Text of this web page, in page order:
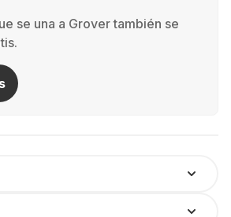
se una a Grover también se